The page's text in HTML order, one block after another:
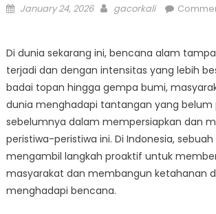
Posted
January 24, 2026 Author
gacorkali
Di dunia sekarang ini, bencana alam
terjadi dan dengan intensitas yang lebih
badai topan hingga gempa bumi,
dunia menghadapi tantangan yang belum
sebelumnya dalam mempersiapkan dan
peristiwa-peristiwa ini. Di Indonesia, sebuah
mengambil langkah proaktif untuk
masyarakat dan membangun ketahanan
menghadapi bencana.